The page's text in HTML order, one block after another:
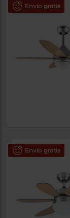
Envío gratis
Envío gratis